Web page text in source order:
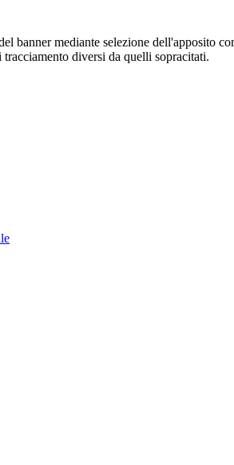
banner mediante selezione dell'apposito
diversi da quelli sopracitati.